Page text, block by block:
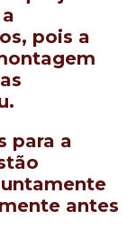
pois a
para a
antes